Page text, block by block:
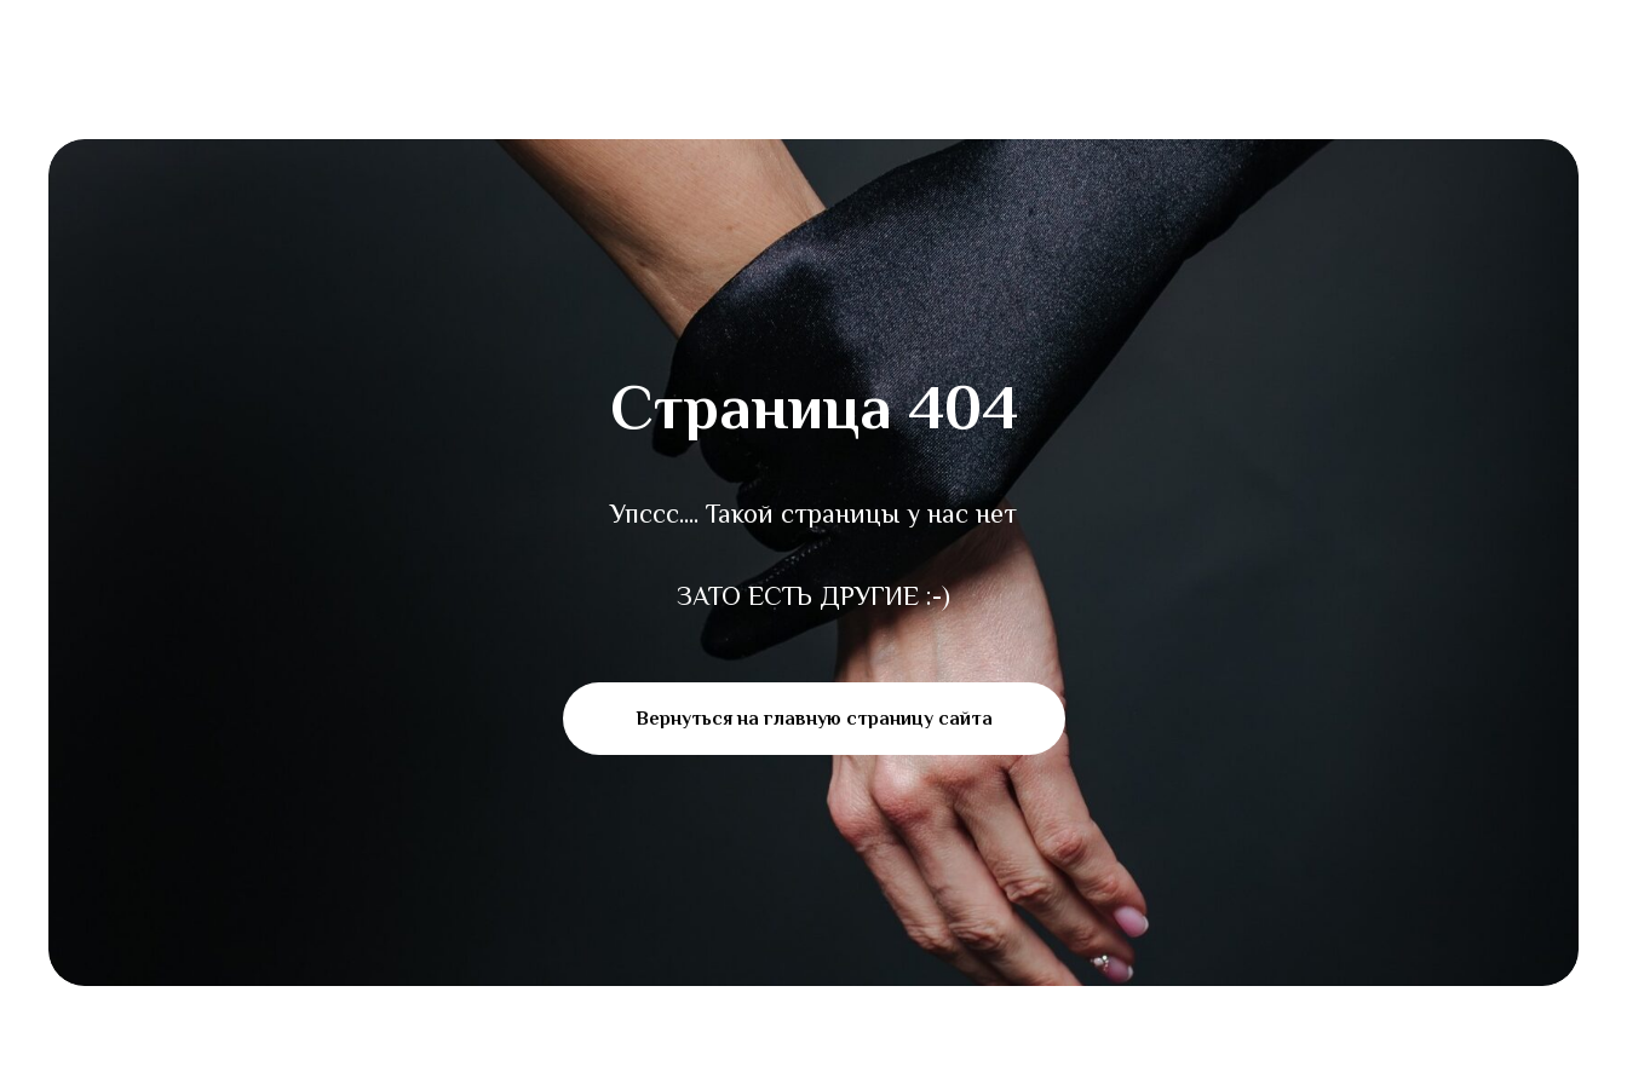
Страница 404
Упссс.... Такой страницы у нас нет
ЗАТО ЕСТЬ ДРУГИЕ :-)
Вернуться на главную страницу сайта